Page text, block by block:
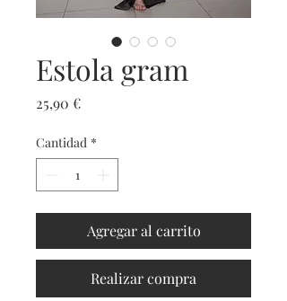
Estola gram
25,90 €Precio
Cantidad *
Agregar al carrito
Realizar compra